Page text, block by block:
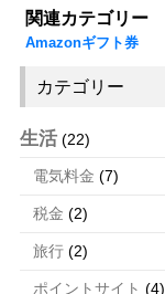
トの貯め方を紹介
関連カテゴリー
Amazonギフト券
カテゴリー
生活(22)
電気料金 (7)
税金 (2)
旅行(2)
ポイントサイト (4)